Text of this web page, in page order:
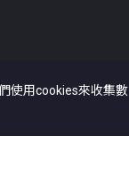
使用cookies來收集數